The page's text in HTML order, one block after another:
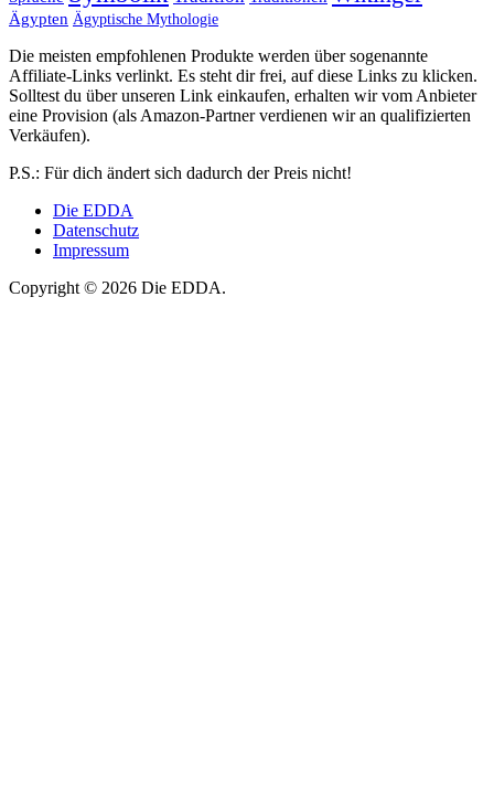
Ägypten Ägyptische Mythologie
Die meisten empfohlenen Produkte werden über sogenannte
Affiliate-Links verlinkt. Es steht dir frei, auf diese Links zu klicken.
Solltest du über unseren Link einkaufen, erhalten wir vom Anbieter
eine Provision (als Amazon-Partner verdienen wir an qualifizierten
Verkäufen).
P.S.: Für dich ändert sich dadurch der Preis nicht!
Die EDDA
Datenschutz
Impressum
Copyright © 2026 Die EDDA.